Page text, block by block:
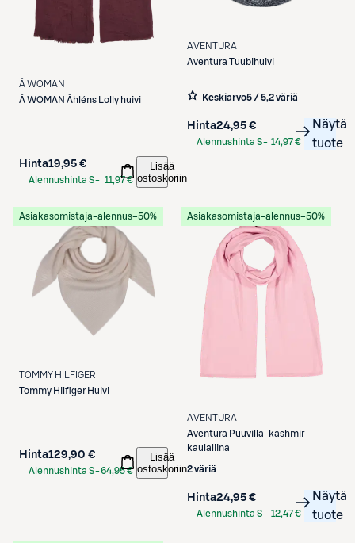
Å WOMAN
Å WOMAN Åhléns Lolly huivi
Hinta19,95 €
Alennushinta S- 11,97 €
Lisää
ostoskoriin
AVENTURA
Aventura Tuubihuivi
Keskiarvo5 / 5,2 väriä
Hinta24,95 €
Alennushinta S- 14,97 €
Näytä
tuote
Asiakasomistaja-alennus−50%
TOMMY HILFIGER
Tommy Hilfiger Huivi
Hinta129,90 €
Alennushinta S-64,95 €
Lisää
ostoskoriin
Asiakasomistaja-alennus−50%
AVENTURA
Aventura Puuvilla-kashmir
kaulaliina
2 väriä
Hinta24,95 €
Alennushinta S- 12,47 €
Näytä
tuote